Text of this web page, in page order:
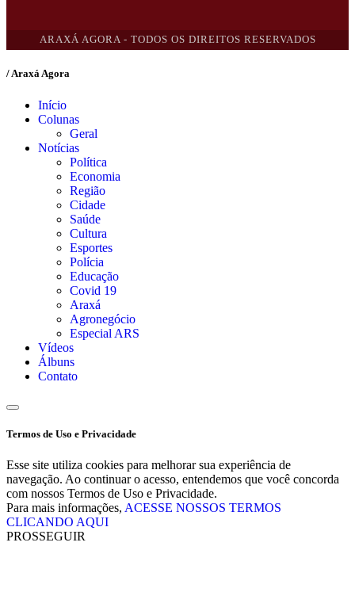
ARAXÁ AGORA - TODOS OS DIREITOS RESERVADOS
/ Araxá Agora
Início
Colunas
Geral
Notícias
Política
Economia
Região
Cidade
Saúde
Cultura
Esportes
Polícia
Educação
Covid 19
Araxá
Agronegócio
Especial ARS
Vídeos
Álbuns
Contato
Termos de Uso e Privacidade
Esse site utiliza cookies para melhorar sua experiência de
navegação. Ao continuar o acesso, entendemos que você concorda
com nossos Termos de Uso e Privacidade.
Para mais informações, ACESSE NOSSOS TERMOS
CLICANDO AQUI
PROSSEGUIR